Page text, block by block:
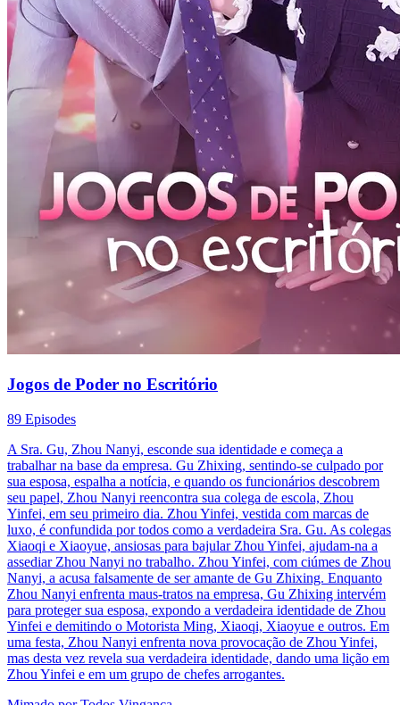
Jogos de Poder no Escritório
89 Episodes
A Sra. Gu, Zhou Nanyi, esconde sua identidade e começa a
trabalhar na base da empresa. Gu Zhixing, sentindo-se culpado por
sua esposa, espalha a notícia, e quando os funcionários descobrem
seu papel, Zhou Nanyi reencontra sua colega de escola, Zhou
Yinfei, em seu primeiro dia. Zhou Yinfei, vestida com marcas de
luxo, é confundida por todos como a verdadeira Sra. Gu. As colegas
Xiaoqi e Xiaoyue, ansiosas para bajular Zhou Yinfei, ajudam-na a
assediar Zhou Nanyi no trabalho. Zhou Yinfei, com ciúmes de Zhou
Nanyi, a acusa falsamente de ser amante de Gu Zhixing. Enquanto
Zhou Nanyi enfrenta maus-tratos na empresa, Gu Zhixing intervém
para proteger sua esposa, expondo a verdadeira identidade de Zhou
Yinfei e demitindo o Motorista Ming, Xiaoqi, Xiaoyue e outros. Em
uma festa, Zhou Nanyi enfrenta nova provocação de Zhou Yinfei,
mas desta vez revela sua verdadeira identidade, dando uma lição em
Zhou Yinfei e em um grupo de chefes arrogantes.